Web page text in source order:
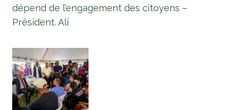
dépend de l’engagement des citoyens –
Président. Ali